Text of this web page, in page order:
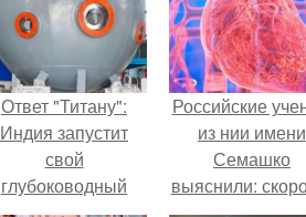
Ответ "Титану":
Индия запустит
свой
глубоководный
Российские
из нии имени
Семашко
выяснили: